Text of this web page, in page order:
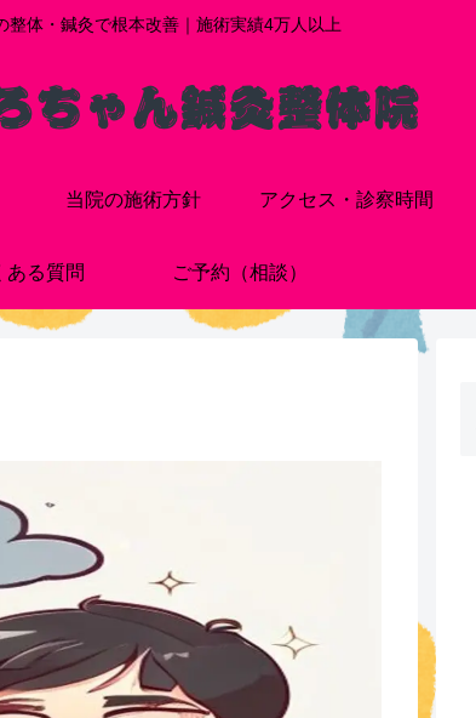
整体・鍼灸で根本改善｜施術実績4万人以上
当院の施術方針 アクセス・診察時間
ある質問 ご予約（相談）